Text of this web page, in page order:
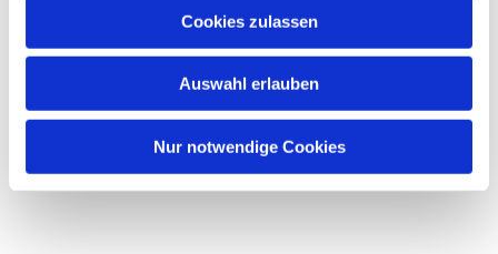
Cookies zulassen
Auswahl erlauben
Nur notwendige Cookies